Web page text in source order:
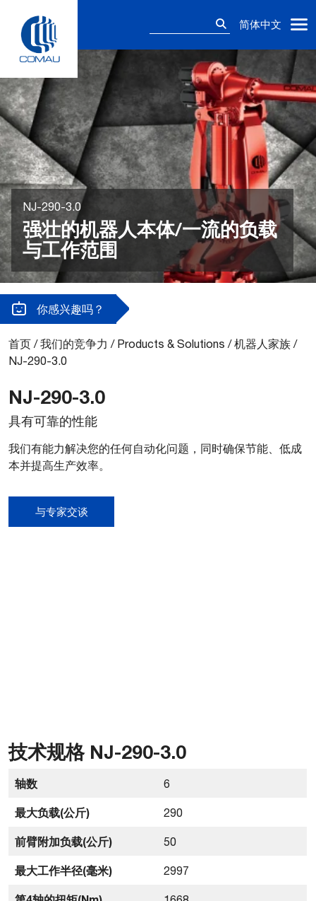
content
简体中文
NJ-290-3.0
强壮的机器人本体/一流的负载
与工作范围
你感兴趣吗？
首页 /我们的竞争力 / Products & Solutions /机器人家族 /
NJ-290-3.0
NJ-290-3.0
具有可靠的性能
我们有能力解决您的任何自动化问题，同时确保节能、低成
本并提高生产效率。
与专家交谈
技术规格 NJ-290-3.0
轴数 6
最大负载(公斤) 290
前臂附加负载(公斤) 50
最大工作半径(毫米) 2997